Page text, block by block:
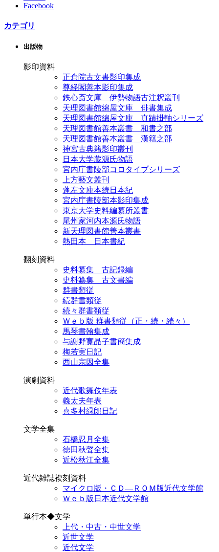
Facebook
カテゴリ
出版物
影印資料
正倉院古文書影印集成
尊経閣善本影印集成
鉄心斎文庫 伊勢物語古注釈叢刊
天理図書館綿屋文庫 俳書集成
天理図書館綿屋文庫 真蹟掛軸シリーズ
天理図書館善本叢書 和書之部
天理図書館善本叢書 漢籍之部
神宮古典籍影印叢刊
日本大学蔵源氏物語
宮内庁書陵部コロタイプシリーズ
上方藝文叢刊
蓬左文庫本続日本紀
宮内庁書陵部本影印集成
東京大学史料編纂所叢書
尾州家河内本源氏物語
新天理図書館善本叢書
熱田本 日本書紀
翻刻資料
史料纂集 古記録編
史料纂集 古文書編
群書類従
続群書類従
続々群書類従
Ｗｅｂ版 群書類従（正・続・続々）
馬琴書翰集成
与謝野寛晶子書簡集成
梅若実日記
西山宗因全集
演劇資料
近代歌舞伎年表
義太夫年表
喜多村緑郎日記
文学全集
石橋忍月全集
徳田秋聲全集
近松秋江全集
近代雑誌複刻資料
マイクロ版・ＣＤ―ＲＯＭ版近代文学館
Ｗｅｂ版日本近代文学館
単行本◆文学
上代・中古・中世文学
近世文学
近代文学